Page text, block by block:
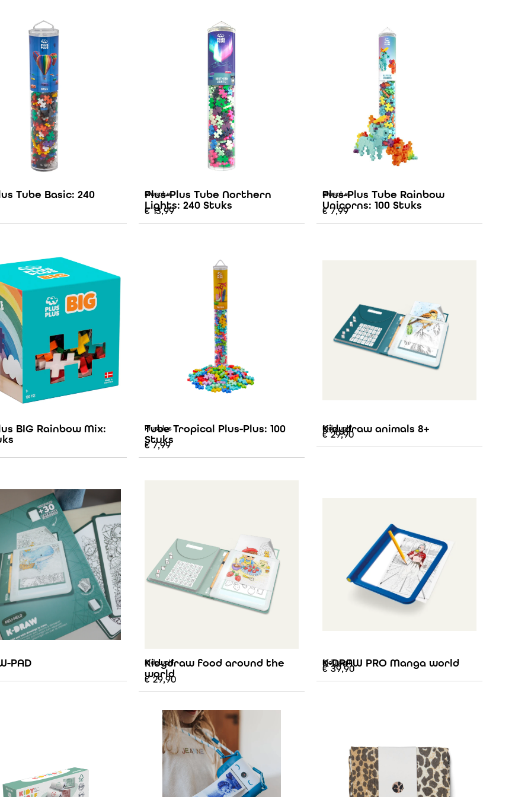
Tube Basic: 240
Plusplus
Plus-Plus Tube Northern
Lights: 240 Stuks
€13,99
Plusplus
Plus-Plus Tube Rainbow
Unicorns: 100 Stuks
€7,99
BIG Rainbow Mix:
Plusplus
Tube Tropical Plus-Plus: 100
Stuks
€7,99
Kidywolf
Kidydraw animals 8+
€29,90
PAD Kidywolf
Kidydraw food around the
world
€29,90
Kidywolf
K-DRAW PRO Manga world
€39,90